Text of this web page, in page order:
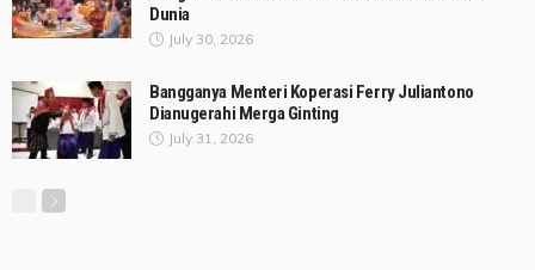
Dunia
July 30, 2026
Bangganya Menteri Koperasi Ferry Juliantono
Dianugerahi Merga Ginting
July 31, 2026